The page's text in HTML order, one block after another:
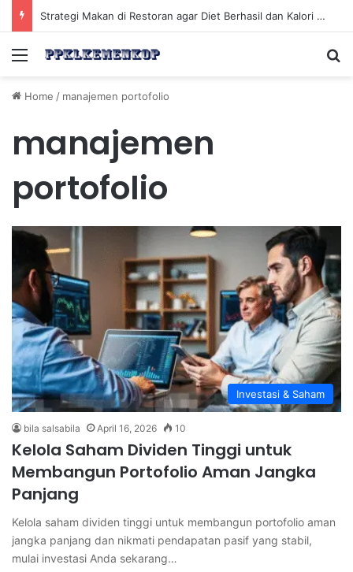
Strategi Makan di Restoran agar Diet Berhasil dan Kalori Tetap Terkontrol
Menu
Home / manajemen portofolio
manajemen
portofolio
Investasi & Saham
bila salsabila April 16, 2026 10
Kelola Saham Dividen Tinggi untuk
Membangun Portofolio Aman Jangka
Panjang
Kelola saham dividen tinggi untuk membangun portofolio aman
jangka panjang dan nikmati pendapatan pasif yang stabil,
mulai investasi Anda sekarang…